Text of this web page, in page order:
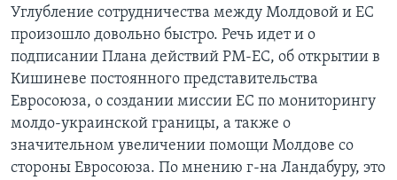
Углубление сотрудничества между Молдовой и ЕС
произошло довольно быстро. Речь идет и о
подписании Плана действий РМ-ЕС, об открытии в
Кишиневе постоянного представительства
Евросоюза, о создании миссии ЕС по мониторингу
молдо-украинской границы, а также о
значительном увеличении помощи Молдове со
стороны Евросоюза. По мнению г-на Ландабуру, это